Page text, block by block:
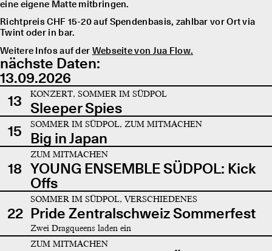
eine eigene Matte mitbringen.
Richtpreis CHF 15-20 auf Spendenbasis, zahlbar vor Ort via
Twint oder in bar.
Weitere Infos auf der Webseite von Jua Flow.
nächste Daten:
13.09.2026
13
KONZERT, SOMMER IM SÜDPOL
Sleeper Spies
15
SOMMER IM SÜDPOL, ZUM MITMACHEN
Big in Japan
18
ZUM MITMACHEN
YOUNG ENSEMBLE SÜDPOL: Kick
Offs
22
SOMMER IM SÜDPOL, VERSCHIEDENES
Pride Zentralschweiz Sommerfest
Zwei Dragqueens laden ein
ZUM MITMACHEN